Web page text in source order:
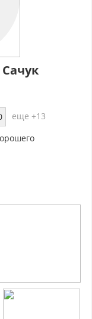
еще +13